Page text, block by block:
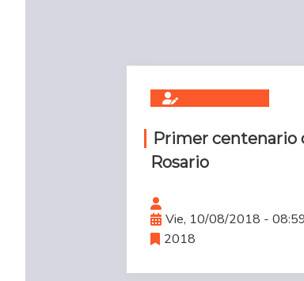
Primer centenario
Rosario
Vie, 10/08/2018 - 08:59
2018